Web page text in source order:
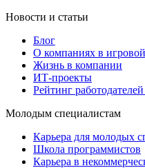
Новости и статьи
Блог
О компаниях в
Жизнь в компании
ИТ-проекты
Рейтинг
Молодым специалистам
Карьера для молодых
Школа программистов
Карьера в